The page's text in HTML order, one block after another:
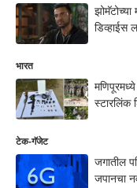
डिव्हाईस
भारत
स्टारलिंक
टेक-गॅजेट
जगातील
जपानचा